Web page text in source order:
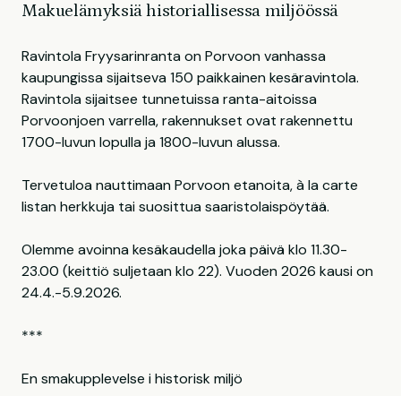
Makuelämyksiä historiallisessa miljöössä
Ravintola Fryysarinranta on Porvoon vanhassa
kaupungissa sijaitseva 150 paikkainen kesäravintola.
Ravintola sijaitsee tunnetuissa ranta-aitoissa
Porvoonjoen varrella, rakennukset ovat rakennettu
1700-luvun lopulla ja 1800-luvun alussa.
Tervetuloa nauttimaan Porvoon etanoita, à la carte
listan herkkuja tai suosittua saaristolaispöytää.
Olemme avoinna kesäkaudella joka päivä klo 11.30-
23.00 (keittiö suljetaan klo 22). Vuoden 2026 kausi on
24.4.-5.9.2026.
***
En smakupplevelse i historisk miljö